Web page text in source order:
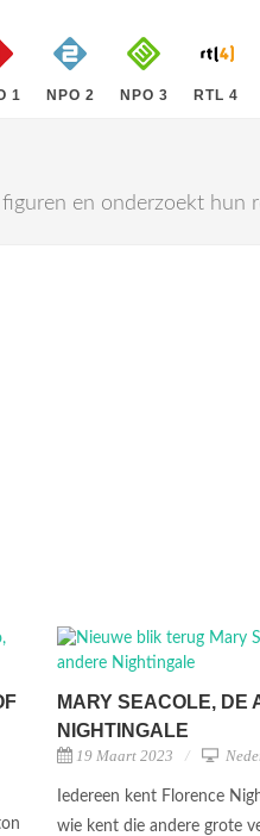
1 NPO 2 NPO 3 RTL 4
en onderzoekt hun
MARY SEACOLE, DE
NIGHTINGALE
19 Maart 2023
Iedereen kent Florence
wie kent die andere grote